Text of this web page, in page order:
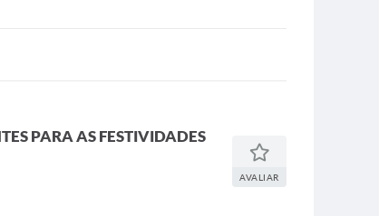
PARA AS FESTIVIDADES
AVALIAR